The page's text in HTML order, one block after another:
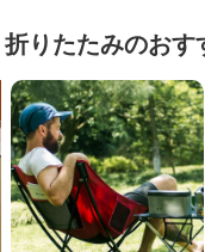
折りたたみのおす